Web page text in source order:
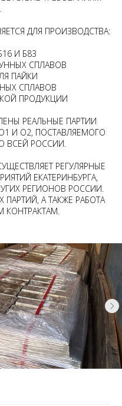
ДЛЯ ПРОИЗВОДСТВА:
И Б83
СПЛАВОВ
ПАЙКИ
СПЛАВОВ
ПРОДУКЦИИ
РЕАЛЬНЫЕ ПАРТИИ
И О2, ПОСТАВЛЯЕМОГО
ВСЕЙ РОССИИ.
РЕГУЛЯРНЫЕ
ЕКАТЕРИНБУРГА,
РЕГИОНОВ РОССИИ.
А ТАКЖЕ РАБОТА